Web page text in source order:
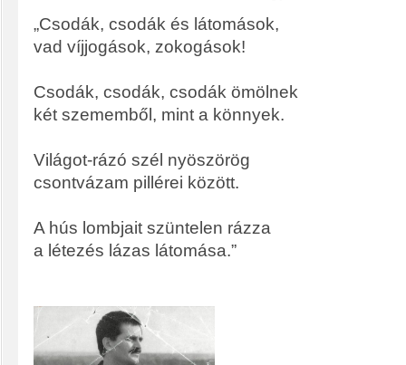
„Csodák, csodák és látomások,
vad víjjogások, zokogások!
Csodák, csodák, csodák ömölnek
két szememből, mint a könnyek.
Világot-rázó szél nyöszörög
csontvázam pillérei között.
A hús lombjait szüntelen rázza
a létezés lázas látomása.”